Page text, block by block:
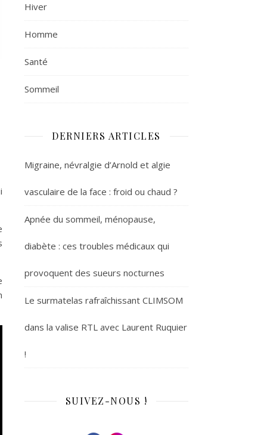
Hiver
Homme
Santé
Sommeil
DERNIERS ARTICLES
Migraine, névralgie d’Arnold et algie
vasculaire de la face : froid ou chaud ?
Apnée du sommeil, ménopause,
diabète : ces troubles médicaux qui
provoquent des sueurs nocturnes
Le surmatelas rafraîchissant CLIMSOM
dans la valise RTL avec Laurent Ruquier
!
SUIVEZ-NOUS !